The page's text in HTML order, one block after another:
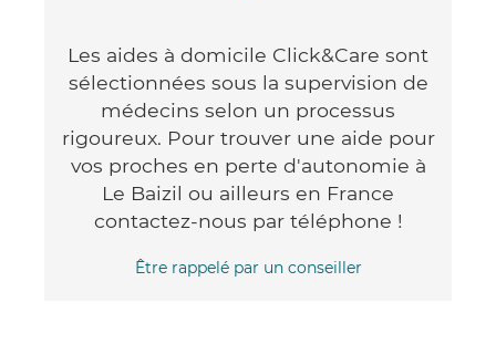
Les aides à domicile Click&Care sont
sélectionnées sous la supervision de
médecins selon un processus
rigoureux. Pour trouver une aide pour
vos proches en perte d'autonomie à
Le Baizil ou ailleurs en France
contactez-nous par téléphone !
Être rappelé par un conseiller